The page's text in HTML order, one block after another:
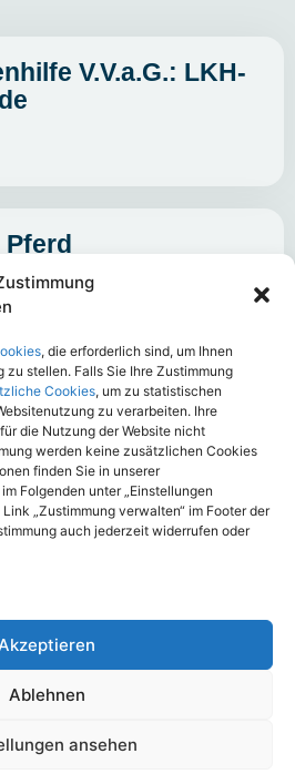
, die erforderlich sind, um Ihnen
zu stellen. Falls Sie Ihre Zustimmung
Cookies, um zu statistischen
zu verarbeiten. Ihre
die Nutzung der Website nicht
werden keine zusätzlichen Cookies
finden Sie in unserer
Folgenden unter „Einstellungen
„Zustimmung verwalten“ im Footer der
auch jederzeit widerrufen oder
Akzeptieren
Ablehnen
ansehen
V.V.a.G.: LKH-
Top-Schutz (EFH)
Inbox.
als erstes von neuen Produkten,